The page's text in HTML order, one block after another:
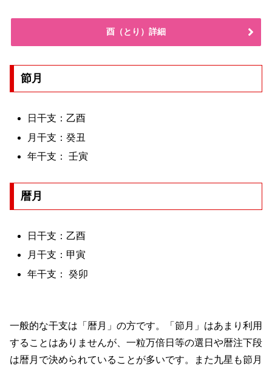
酉（とり）詳細
節月
日干支：乙酉
月干支：癸丑
年干支： 壬寅
暦月
日干支：乙酉
月干支：甲寅
年干支： 癸卯
一般的な干支は「暦月」の方です。「節月」はあまり利用
することはありませんが、一粒万倍日等の選日や暦注下段
は暦月で決められていることが多いです。また九星も節月